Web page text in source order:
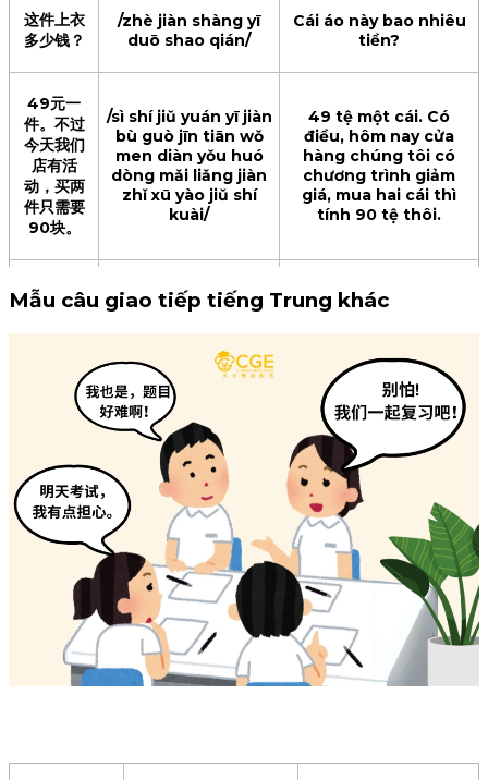
这件上衣
多少钱？
/zhè jiàn shàng yī
duō shao qián/
Cái áo này bao nhiêu
tiền?
49元一
件。不过
今天我们
店有活
动，买两
件只需要
90块。
/sì shí jiǔ yuán yī jiàn
bù guò jīn tiān wǒ
men diàn yǒu huó
dòng mǎi liǎng jiàn
zhǐ xū yào jiǔ shí
kuài/
49 tệ một cái. Có
điều, hôm nay cửa
hàng chúng tôi có
chương trình giảm
giá, mua hai cái thì
tính 90 tệ thôi.
那给我两
件吧，一
件白色
粉色的。
/nà gěi wǒ liǎng jiàn
ba yī jiàn bái sè de
yī jiàn fěn sè de/
Vậy cho tôi hai cái,
một cái màu trắng và
上衣没有
粉色的，
您可以看
看这件红
/bù hǎo yì si zhè
jiàn shàng yī méi
yǒu fěn sè de nín kě
yǐ kàn kan zhè jiàn
hóng sè de/
Xin lỗi bạn, chiếc áo
này không có màu
hồng. Bạn có thể xem
chiếc màu đỏ này.
我不喜欢
红色，有
其他颜色
的吗？
/wǒ bù xǐ huan
hóng sè yǒu qí tā
yán sè de ma/
Tôi không thích màu
đỏ, có màu khác
không?
/zhè jiàn dàn zǐ sè
Mẫu câu giao tiếp tiếng Trung khác